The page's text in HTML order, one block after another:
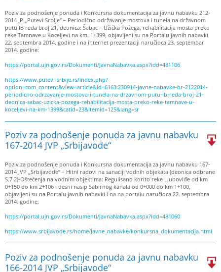
Poziv za podnošenje ponuda i Konkursna dokumentacija za javnu nabavku 212-
2014 JP „Putevi Srbije“ – Periodično održavanje mostova i tunela na državnom
putu IB reda broj 21, deonica: Šabac – Užička Požega, rehabilitacija mosta preko
reke Tamnave u Koceljevi na km. 1+399, objavljeni su na Portalu javnih nabavki
22. septembra 2014. godine i na internet prezentaciji naručioca 23. septembar
2014. godine:
https://portal.ujn.gov.rs/Dokumenti/JavnaNabavka.aspx?idd=481106
https://www.putevi-srbije.rs/index.php?
option=com_content&view=article&id=6163:230914-javne-nabavke-br-2122014-
periodicno-odrzavanje-mostova-i-tunela-na-drzavnom-putu-ib-reda-broj-21-
deonica-sabac-uzicka-pozega-rehabilitacija-mosta-preko-reke-tamnave-u-
koceljevi-na-km-1399&catid=23&Itemid=125&lang=sr
Poziv za podnošenje ponuda za javnu nabavku
167-2014 JVP „Srbijavode“
Poziv za podnošenje ponuda i Konkursna dokumentacija za javnu nabavku 167-
2014 JVP „Srbijavode“ – Hitni radovi na sanaciji vodnih objekata (deonica odbrane
S.7.2)-Oštećenja na vodnim objektima: Regulisano korito reke LJuboviđe od km
0+150 do km 2+106 i desni nasip Sabirnog kanala od 0+000 do km 1+100,
objavljeni su na Portalu javnih nabavki i na na portalu naručioca 22. septembra
2014. godine:
https://portal.ujn.gov.rs/Dokumenti/JavnaNabavka.aspx?idd=481060
https://www.srbijavode.rs/home/Javne_nabavke/konkursna_dokumentacija.html
Poziv za podnošenje ponuda za javnu nabavku
166-2014 JVP „Srbijavode“